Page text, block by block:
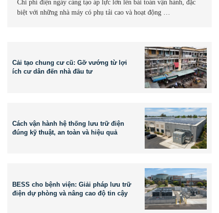
Chi phí điện ngày càng tạo áp lực lớn lên bài toán vận hành, đặc
biệt với những nhà máy có phụ tải cao và hoạt động …
Cải tạo chung cư cũ: Gỡ vướng từ lợi
ích cư dân đến nhà đầu tư
Cách vận hành hệ thống lưu trữ điện
đúng kỹ thuật, an toàn và hiệu quả
BESS cho bệnh viện: Giải pháp lưu trữ
điện dự phòng và nâng cao độ tin cậy